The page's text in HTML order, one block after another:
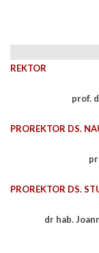
REKTOR
prof.
PROREKTOR DS.
PROREKTOR DS.
dr hab.